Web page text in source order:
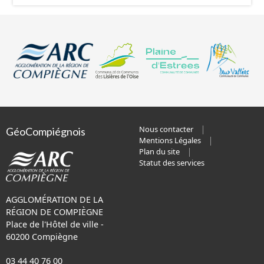
GéoCompiégnois
AGGLOMÉRATION DE LA
RÉGION DE COMPIÈGNE
Place de l'Hôtel de ville -
60200 Compiègne
03 44 40 76 00
Nous contacter
Mentions Légales
Plan du site
Statut des services